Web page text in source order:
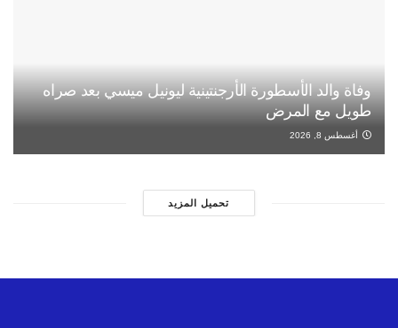
وفاة والد الأسطورة الأرجنتينية ليونيل ميسي بعد صراه
طويل مع المرض
أغسطس 8, 2026
تحميل المزيد